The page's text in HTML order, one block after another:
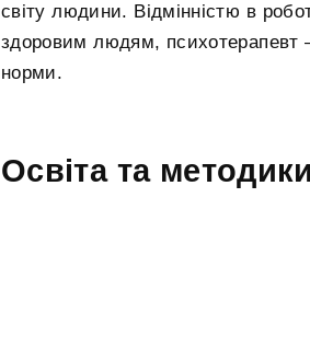
світу людини. Відмінністю в
здоровим людям, психотерапевт
норми.
Освіта та